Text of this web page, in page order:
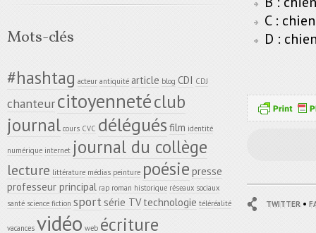
C :
D :
TWITTER•
Mots-clés
#hashtag acteur antiquité article blog CDI CDJ
chanteurcitoyennetéclub
journal cours CVC délégués film identité
numérique internet journal du collège
lecture littérature médias peinture poésie presse
professeur principal rap roman historique réseaux sociaux
santé science fiction sportsérie TV technologie téléréalité
vacances vidéo web écriture